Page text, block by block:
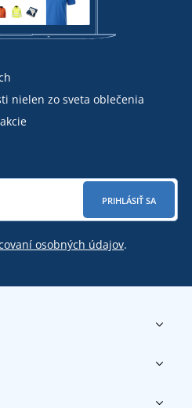
nielen zo sveta oblečenia
PRIHLÁSIŤ SA
osobných údajov.